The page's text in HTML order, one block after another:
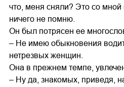
что, меня сняли? Это со
ничего не помню.
Он был потрясен ее
– Не имею обыкновения
нетрезвых женщин.
Она в прежнем темпе,
– Ну да, знакомых, приведя,